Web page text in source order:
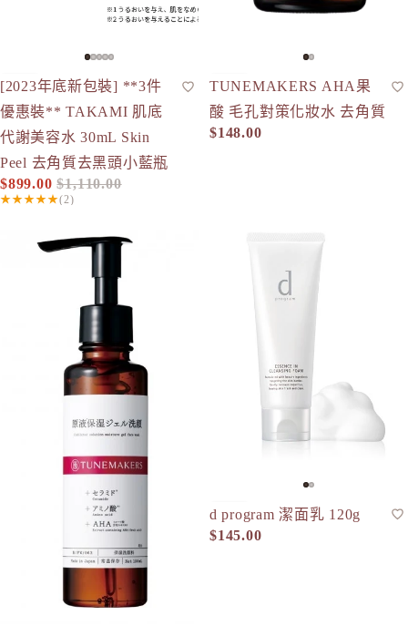
-19%
化妝水
人氣
[2023年底新包裝] **3件
優惠裝** TAKAMI 肌底
代謝美容水 30mL Skin
Peel 去角質去黑頭小藍瓶
促銷價
$899.00 定價
$1,110.00
★★★★★(2)
清爽型化妝水
人氣
TUNEMAKERS AHA果
酸 毛孔對策化妝水 去角質
$148.00
潔面乳
人氣
d program 潔面乳 120g
$145.00